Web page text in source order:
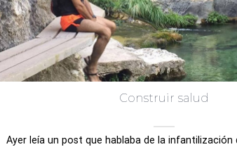
Construir salud
Ayer leía un post que hablaba de la infantilización